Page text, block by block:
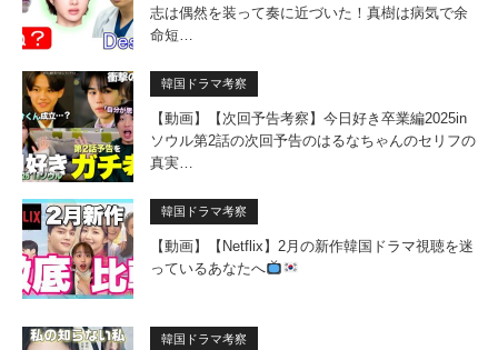
志は偶然を装って奏に近づいた！真樹は病気で余
命短…
韓国ドラマ考察
【動画】【次回予告考察】今日好き卒業編2025in
ソウル第2話の次回予告のはるなちゃんのセリフの
真実…
韓国ドラマ考察
【動画】【Netflix】2月の新作韓国ドラマ視聴を迷
っているあなたへ
韓国ドラマ考察